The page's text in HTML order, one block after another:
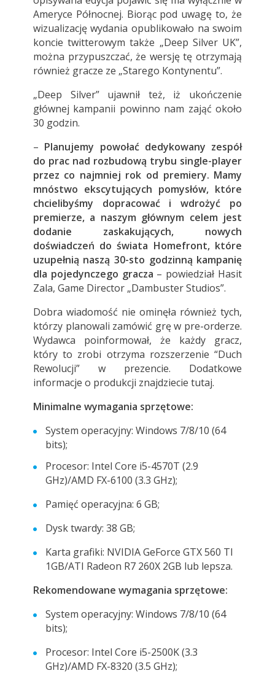
Ameryce Północnej. Biorąc pod uwagę to, że
wizualizację wydania opublikowało na swoim
koncie twitterowym także „Deep Silver UK”,
można przypuszczać, że wersję tę otrzymają
również gracze ze „Starego Kontynentu”.
„Deep Silver” ujawnił też, iż ukończenie
głównej kampanii powinno nam zająć około
30 godzin.
– Planujemy powołać dedykowany zespół
do prac nad rozbudową trybu single-player
przez co najmniej rok od premiery. Mamy
mnóstwo ekscytujących pomysłów, które
chcielibyśmy dopracować i wdrożyć po
premierze, a naszym głównym celem jest
dodanie zaskakujących, nowych
doświadczeń do świata Homefront, które
uzupełnią naszą 30-sto godzinną kampanię
dla pojedynczego gracza – powiedział Hasit
Zala, Game Director „Dambuster Studios”.
Dobra wiadomość nie ominęła również tych,
którzy planowali zamówić grę w pre-orderze.
Wydawca poinformował, że każdy gracz,
który to zrobi otrzyma rozszerzenie “Duch
Rewolucji” w prezencie. Dodatkowe
informacje o produkcji znajdziecie tutaj.
Minimalne wymagania sprzętowe:
System operacyjny: Windows 7/8/10 (64
bits);
Procesor: Intel Core i5-4570T (2.9
GHz)/AMD FX-6100 (3.3 GHz);
Pamięć operacyjna: 6 GB;
Dysk twardy: 38 GB;
Karta grafiki: NVIDIA GeForce GTX 560 TI
1GB/ATI Radeon R7 260X 2GB lub lepsza.
Rekomendowane wymagania sprzętowe:
System operacyjny: Windows 7/8/10 (64
bits);
Procesor: Intel Core i5-2500K (3.3
GHz)/AMD FX-8320 (3.5 GHz);